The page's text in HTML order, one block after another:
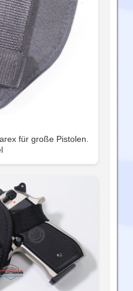
für große Pistolen.